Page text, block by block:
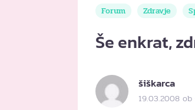
Forum Zdravje
Še enkrat,
šiškarca
19.03.2008